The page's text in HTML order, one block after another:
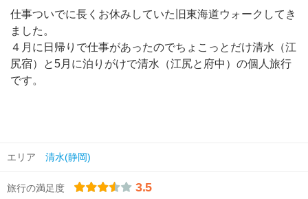
仕事ついでに長くお休みしていた旧東海道ウォークしてき
ました。
４月に日帰りで仕事があったのでちょこっとだけ清水（江
尻宿）と5月に泊りがけで清水（江尻と府中）の個人旅行
です。
エリア 清水(静岡)
旅行の満足度 3.5